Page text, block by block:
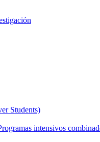
Students)
intensivos